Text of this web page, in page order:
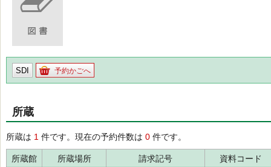
SDI 予約かごへ
所蔵
所蔵は 1 件です。現在の予約件数は 0 件です。
所蔵館 所蔵場所 請求記号 資料コード